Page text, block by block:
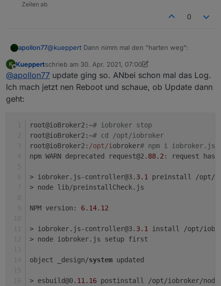
Zeilen ab
0
apollon77@kueppert Dann nimm mal den "harten weg":
cd /opt/iobroker
Geht der?
"iobroker update" geht
K
Offline
Kueppertschrieb am 30. Apr. 2021, 07:00
zuletzt editiert von Kueppert
@apollon77 update ging so. ANbei schon mal das Log.
Ich mach jetzt nen Reboot und schaue, ob Update dann
geht:
root@ioBroker2:~# iobroker stop
root@ioBroker2:~# cd /opt/iobroker
root@ioBroker2: /opt/iobroker# npm i
npm WARN deprecated request@2. 88.2: request has
> iobroker.js-controller@3. 3.1 preinstall /opt/
> node lib/preinstallCheck.js
NPM version: 6.14. 12
> iobroker.js-controller@3. 3.1 install /opt/
> node iobroker.js setup first
object _design/system updated
> esbuild@0. 11.16 postinstall /opt/iobroker/